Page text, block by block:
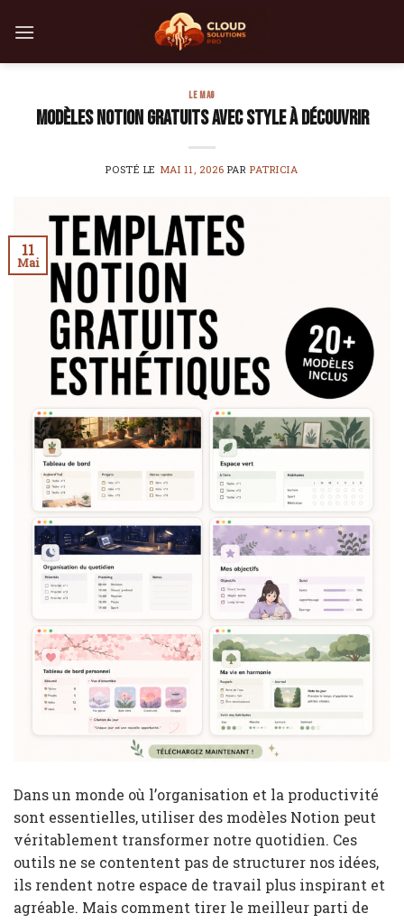
LE MAG
Modèles Notion gratuits avec style à découvrir
POSTÉ LE MAI 11, 2026 PARPATRICIA
11
Mai
Dans un monde où l’organisation et la productivité
sont essentielles, utiliser des modèles Notion peut
véritablement transformer notre quotidien. Ces
outils ne se contentent pas de structurer nos idées,
ils rendent notre espace de travail plus inspirant et
agréable. Mais comment tirer le meilleur parti de